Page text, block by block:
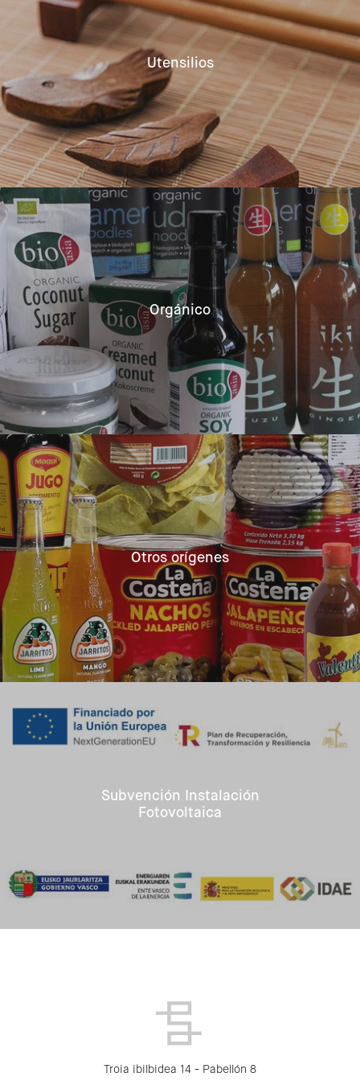
Utensilios
Orgánico
Otros orígenes
Subvención Instalación
Fotovoltaica
Troia ibilbidea 14 - Pabellón 8